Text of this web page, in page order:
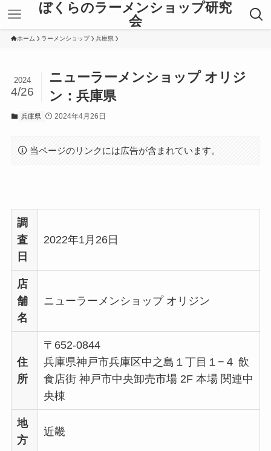
ぼくらのラーメンショップ研究
会
ホーム ラーメンショップ 兵庫県
ニューラーメンショップ オリジ
ン：兵庫県
2024
4/26
兵庫県 2024年4月26日
当ページのリンクには広告が含まれています。
調
査
日
2022年1月26日
店
舗
名
ニューラーメンショップ オリジン
住
所
〒652-0844
兵庫県神戸市兵庫区中之島１丁目１−４ 飲
食店街 神戸市中央卸売市場 2F 本場 関連中
央棟
地
方
近畿